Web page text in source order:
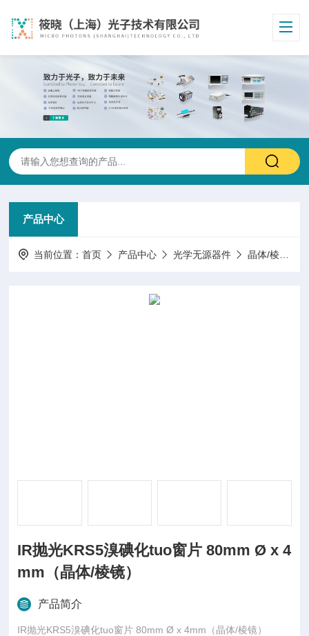
产品中心
当前位置：首页 产品中心 光学无源器件 晶体/棱镜/窗片
IR抛光KRS5溴碘化tuo窗片 80mm Ø x 4
mm（晶体/棱镜）
产品简介
IR抛光KRS5溴碘化tuo窗片 80mm Ø x 4mm（晶体/棱镜）